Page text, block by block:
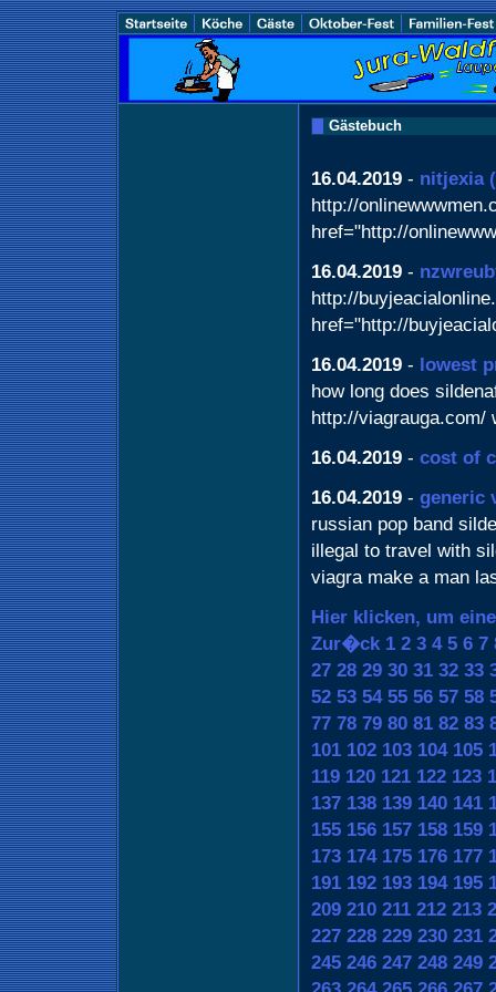
Gästebuch
16.04.2019 - nitjexia
http://
href="http://
16.04.2019 -
http://
href="http://
16.04.2019 - lowest
how long does
http://viagrauga.com/
16.04.2019 - cost of
16.04.2019 - generic
russian pop band
illegal to travel with
viagra make a man
Hier klicken, um
Zur�ck 1 2 3 4 5 6 7
27 28 29 30 31 32 33
52 53 54 55 56 57 58
77 78 79 80 81 82 83
101 102 103 104 105
119 120 121 122 123
137 138 139 140 141
155 156 157 158 159
173 174 175 176 177
191 192 193 194 195
209 210 211 212 213
227 228 229 230 231
245 246 247 248 249